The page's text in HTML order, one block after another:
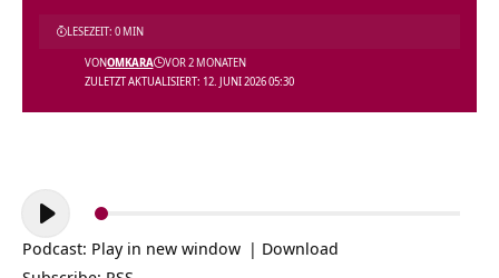
ZULETZT AKTUALISIERT: 12. JUNI 2026 05:30
VONOMKARA VOR 2 MONATEN
LESEZEIT: 0 MIN
Audio-
Player
Podcast: Play in new window | Download